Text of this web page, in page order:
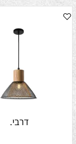
דרבי.